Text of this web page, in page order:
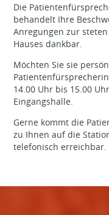
Die
behandelt Ihre
Anregungen zur
Hauses dankbar.
Möchten Sie sie
14.00 Uhr bis 15.00
Eingangshalle.
Gerne kommt die
zu Ihnen auf die
telefonisch erreichbar.